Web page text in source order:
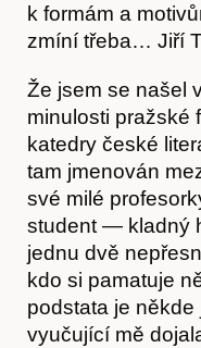
k formám a
zmíní třeba… Jiří
Že jsem se našel
minulosti pražské
katedry české
tam jmenován
své milé
student — kladný
jednu dvě
kdo si pamatuje
podstata je
vyučující mě